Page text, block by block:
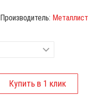
Производитель: Металлист